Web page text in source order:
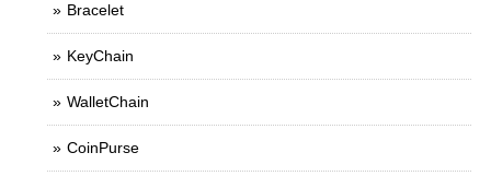
Bracelet
KeyChain
WalletChain
CoinPurse